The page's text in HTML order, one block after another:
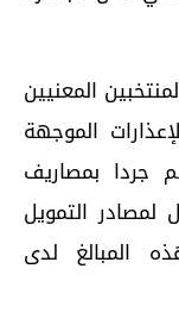
المعنيين
الموجهة
جردا بمصاريف
لمصادر التمويل
المبالغ لدى